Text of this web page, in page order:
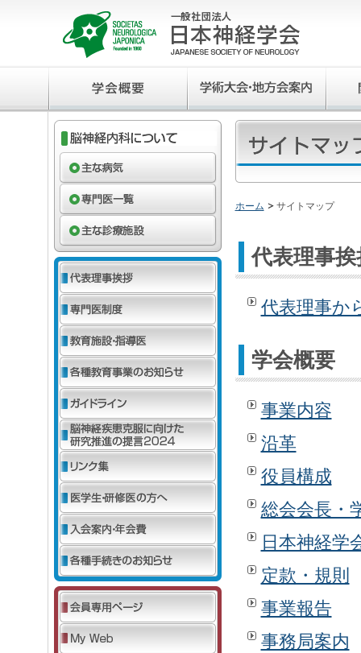
ホーム サイトマップ
代表理事挨
代表理事か
学会概要
事業内容
沿革
役員構成
総会会長・
日本神経学
定款・規則
事業報告
事務局案内